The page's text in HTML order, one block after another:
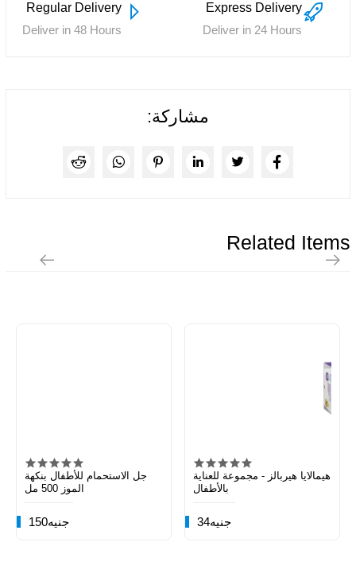
Express Delivery
Deliver in 24 Hours
Regular Delivery
Deliver in 48 Hours
مشاركة:
Related Items
هيمالايا هيربالز - مجموعة للعناية
بالأطفال
34جنيه
جل الاستحمام للأطفال بنكهة
الموز 500 مل
150جنيه